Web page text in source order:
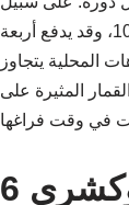
المثال، بالنسبة لخيار الحد الأقصى، سيدفع حوالي ثلاثة مشاهير 10,000 قرضًا، وأربعة يدفعون 10,100، وقد يدفع أربعة
المحلية يتجاوز
المثيرة على
6